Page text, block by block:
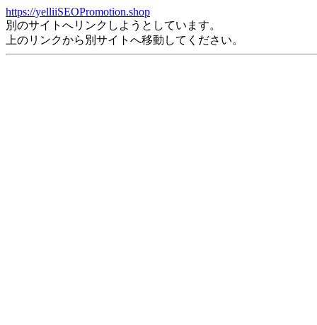
https://yelliiSEOPromotion.shop
別のサイトへリンクしようとしています。
上のリンクから別サイトへ移動してください。